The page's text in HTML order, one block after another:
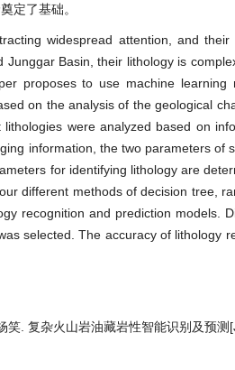
定了基础。
widespread attention, and
Basin, their lithology is
proposes to use machine learning
on the analysis of the geological
were analyzed based on
information, the two parameters of
for identifying lithology are
different methods of decision tree,
recognition and prediction models.
selected. The accuracy of lithology
. 复杂火山岩油藏岩性智能识别及预